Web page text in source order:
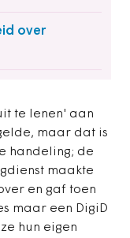
over
te lenen' aan
maar dat is
handeling; de
maakte
en gaf toen
maar een DigiD
hun eigen